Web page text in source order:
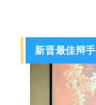
新晋最佳辩手